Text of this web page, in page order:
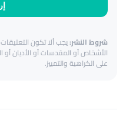
شروط النشر:يجب ألا تكون
الأشخاص أو المقدسات أو الأديان أو
على الكراهية والتمييز.